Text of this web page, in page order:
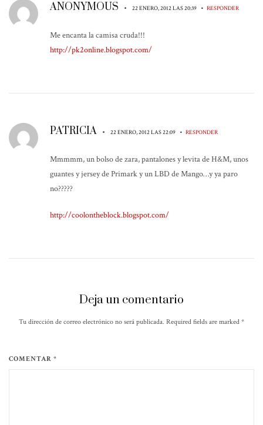
ANONYMOUS • 22 ENERO, 2012 LAS 20:39 • RESPONDER
Me encanta la camisa cruda!!!
http://pk2online.blogspot.com/
PATRICIA • 22 ENERO, 2012 LAS 22:09 • RESPONDER
Mmmmm, un bolso de zara, pantalones y levita de H&M, unos
guantes y jersey de Primark y un LBD de Mango…y ya paro
no?????
http://coolontheblock.blogspot.com/
Deja un comentario
Tu dirección de correo electrónico no será publicada. Required fields are marked *
COMENTAR *